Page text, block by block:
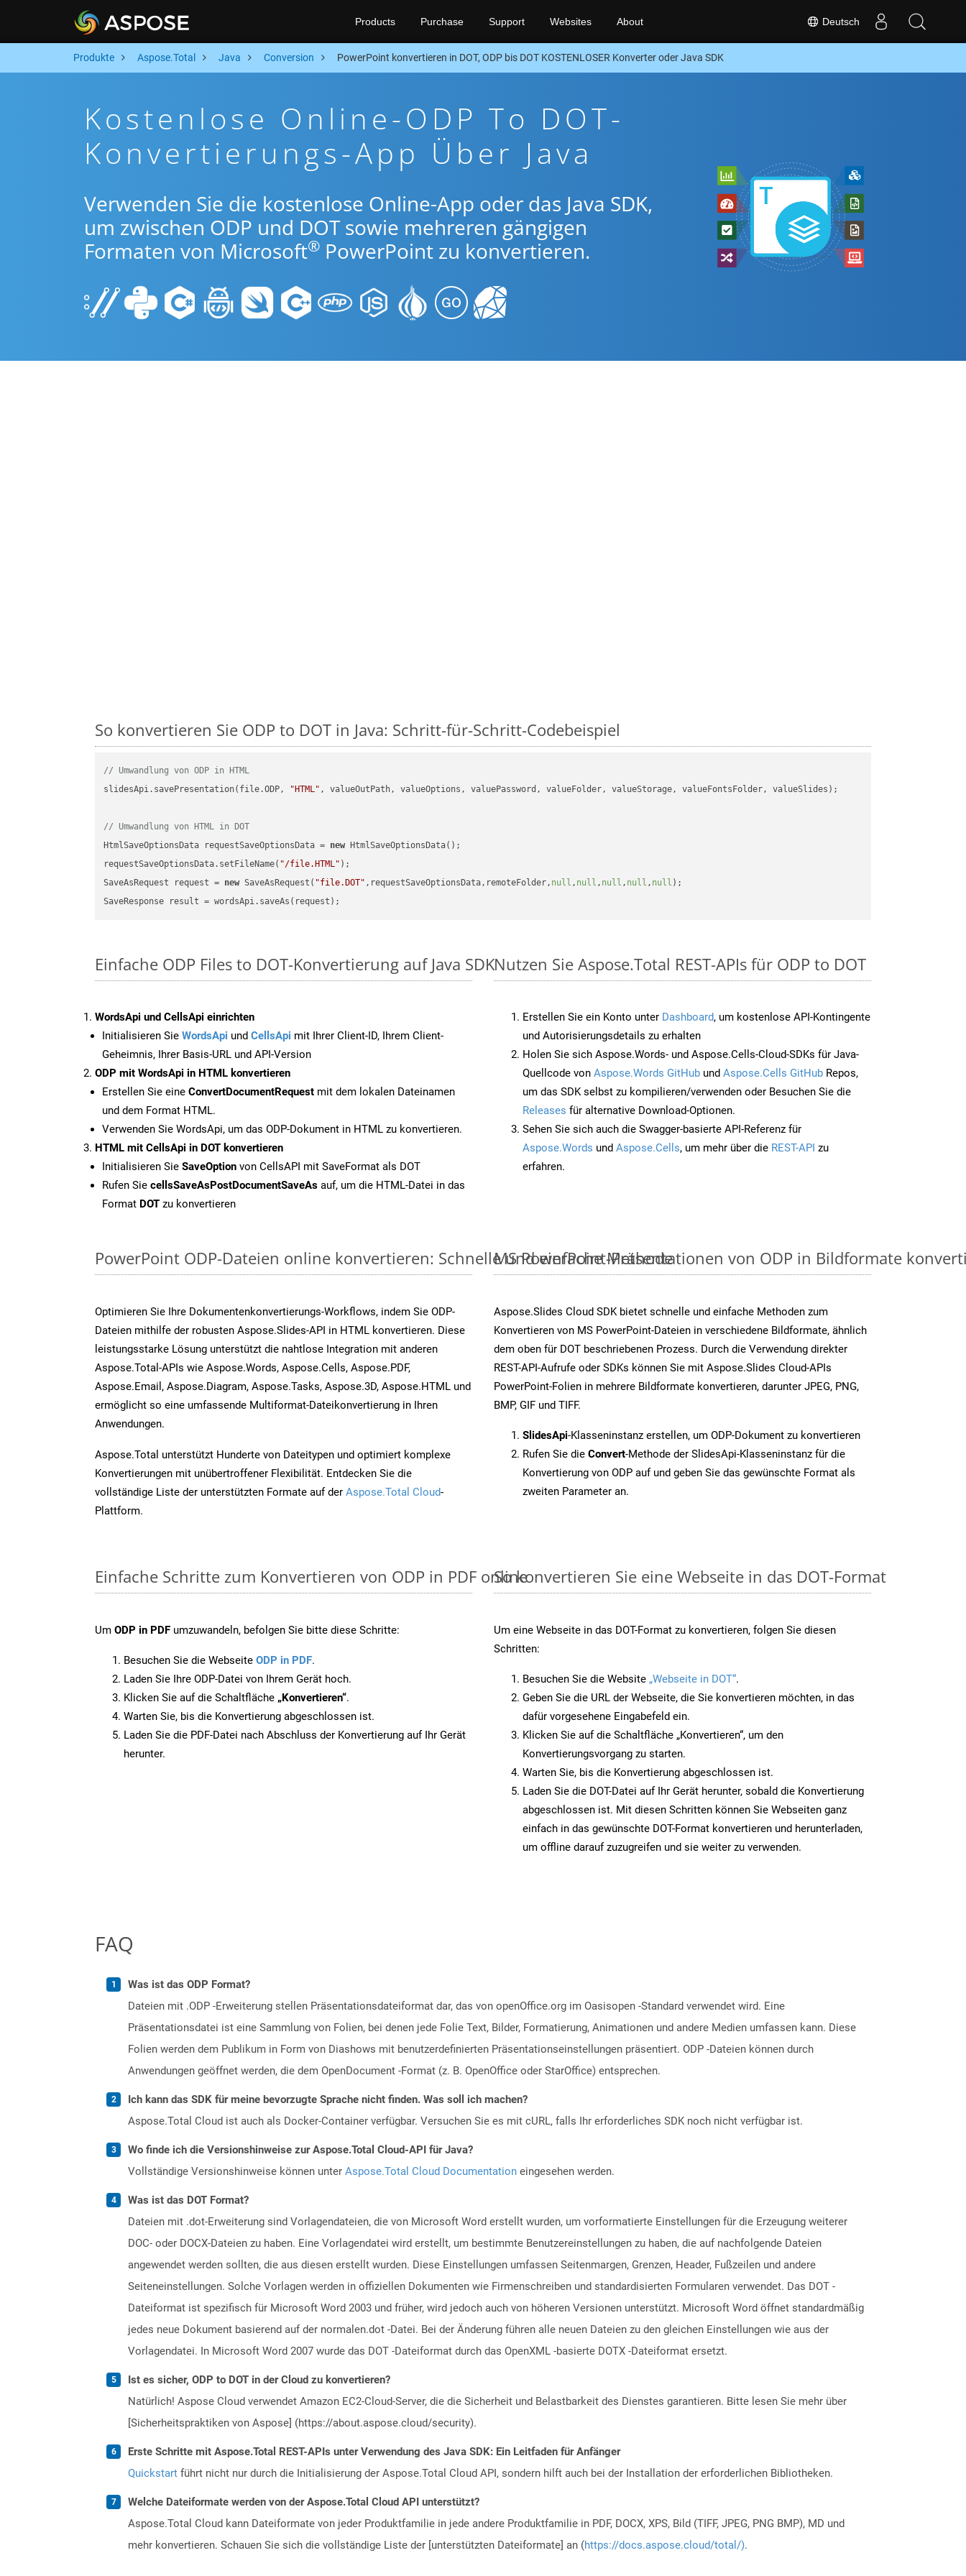
Deutsch
Products Purchase Support Websites About
Produkte Aspose.Total Java Conversion PowerPoint konvertieren in DOT, ODP bis DOT KOSTENLOSER Konverter oder Java SDK
Kostenlose Online-ODP To DOT-
Konvertierungs-App Über Java
Verwenden Sie die kostenlose Online-App oder das Java SDK,
um zwischen ODP und DOT sowie mehreren gängigen
Formaten von Microsoft® PowerPoint zu konvertieren.
So konvertieren Sie ODP to DOT in Java: Schritt-für-Schritt-Codebeispiel
// Umwandlung von ODP in HTML
slidesApi.savePresentation(file.ODP,
"HTML" , valueOutPath, valueOptions, valuePassword, valueFolder, valueStorage, valueFontsFolder, valueSlides);
// Umwandlung von HTML in DOT
HtmlSaveOptionsData requestSaveOptionsData = new HtmlSaveOptionsData();
requestSaveOptionsData.setFileName( "/file.HTML" );
SaveAsRequest request = new SaveAsRequest( "file.DOT" ,requestSaveOptionsData,remoteFolder, null , null , null , null , null );
Einfache ODP Files to DOT-Konvertierung auf Java SDK
WordsApi und CellsApi einrichten
Initialisieren Sie WordsApi und CellsApi mit Ihrer Client-ID, Ihrem Client-
Geheimnis, Ihrer Basis-URL und API-Version
ODP mit WordsApi in HTML konvertieren
Erstellen Sie eine ConvertDocumentRequest mit dem lokalen Dateinamen
und dem Format HTML.
Verwenden Sie WordsApi, um das ODP-Dokument in HTML zu konvertieren.
HTML mit CellsApi in DOT konvertieren
Initialisieren Sie SaveOption von CellsAPI mit SaveFormat als DOT
Rufen Sie cellsSaveAsPostDocumentSaveAs auf, um die HTML-Datei in das
Format DOT zu konvertieren
Nutzen Sie Aspose.Total REST-APIs für ODP to DOT
Erstellen Sie ein Konto unter Dashboard, um kostenlose API-Kontingente
und Autorisierungsdetails zu erhalten
Holen Sie sich Aspose.Words- und Aspose.Cells-Cloud-SDKs für Java-
Quellcode von Aspose.Words GitHub und Aspose.Cells GitHub Repos,
um das SDK selbst zu kompilieren/verwenden oder Besuchen Sie die
Releases für alternative Download-Optionen.
Sehen Sie sich auch die Swagger-basierte API-Referenz für
Aspose.Words und Aspose.Cells, um mehr über die REST-API zu
erfahren.
PowerPoint ODP-Dateien online konvertieren: Schnelle und einfache Methode
Optimieren Sie Ihre Dokumentenkonvertierungs-Workflows, indem Sie ODP-
Dateien mithilfe der robusten Aspose.Slides-API in HTML konvertieren. Diese
leistungsstarke Lösung unterstützt die nahtlose Integration mit anderen
Aspose.Total-APIs wie Aspose.Words, Aspose.Cells, Aspose.PDF,
Aspose.Email, Aspose.Diagram, Aspose.Tasks, Aspose.3D, Aspose.HTML und
ermöglicht so eine umfassende Multiformat-Dateikonvertierung in Ihren
Anwendungen.
Aspose.Total unterstützt Hunderte von Dateitypen und optimiert komplexe
Konvertierungen mit unübertroffener Flexibilität. Entdecken Sie die
vollständige Liste der unterstützten Formate auf der Aspose.Total Cloud-
Plattform.
MS PowerPoint-Präsentationen von ODP in Bildformate
Aspose.Slides Cloud SDK bietet schnelle und einfache Methoden zum
Konvertieren von MS PowerPoint-Dateien in verschiedene Bildformate, ähnlich
dem oben für DOT beschriebenen Prozess. Durch die Verwendung direkter
REST-API-Aufrufe oder SDKs können Sie mit Aspose.Slides Cloud-APIs
PowerPoint-Folien in mehrere Bildformate konvertieren, darunter JPEG, PNG,
BMP, GIF und TIFF.
SlidesApi-Klasseninstanz erstellen, um ODP-Dokument zu konvertieren
Rufen Sie die Convert-Methode der SlidesApi-Klasseninstanz für die
Konvertierung von ODP auf und geben Sie das gewünschte Format als
zweiten Parameter an.
Einfache Schritte zum Konvertieren von ODP in PDF online
Um ODP in PDF umzuwandeln, befolgen Sie bitte diese Schritte:
Besuchen Sie die Webseite ODP in PDF.
Laden Sie Ihre ODP-Datei von Ihrem Gerät hoch.
Klicken Sie auf die Schaltfläche „Konvertieren“.
Warten Sie, bis die Konvertierung abgeschlossen ist.
Laden Sie die PDF-Datei nach Abschluss der Konvertierung auf Ihr Gerät
herunter.
So konvertieren Sie eine Webseite in das DOT-Format
Um eine Webseite in das DOT-Format zu konvertieren, folgen Sie diesen
Schritten:
Besuchen Sie die Website „Webseite in DOT“.
Geben Sie die URL der Webseite, die Sie konvertieren möchten, in das
dafür vorgesehene Eingabefeld ein.
Klicken Sie auf die Schaltfläche „Konvertieren“, um den
Konvertierungsvorgang zu starten.
Warten Sie, bis die Konvertierung abgeschlossen ist.
Laden Sie die DOT-Datei auf Ihr Gerät herunter, sobald die Konvertierung
abgeschlossen ist. Mit diesen Schritten können Sie Webseiten ganz
einfach in das gewünschte DOT-Format konvertieren und herunterladen,
um offline darauf zuzugreifen und sie weiter zu verwenden.
FAQ
Was ist das ODP Format?
Dateien mit .ODP -Erweiterung stellen Präsentationsdateiformat dar, das von openOffice.org im Oasisopen -Standard verwendet wird. Eine
Präsentationsdatei ist eine Sammlung von Folien, bei denen jede Folie Text, Bilder, Formatierung, Animationen und andere Medien umfassen kann. Diese
Folien werden dem Publikum in Form von Diashows mit benutzerdefinierten Präsentationseinstellungen präsentiert. ODP -Dateien können durch
Anwendungen geöffnet werden, die dem OpenDocument -Format (z. B. OpenOffice oder StarOffice) entsprechen.
Ich kann das SDK für meine bevorzugte Sprache nicht finden. Was soll ich machen?
Aspose.Total Cloud ist auch als Docker-Container verfügbar. Versuchen Sie es mit cURL, falls Ihr erforderliches SDK noch nicht verfügbar ist.
Wo finde ich die Versionshinweise zur Aspose.Total Cloud-API für Java?
Vollständige Versionshinweise können unter Aspose.Total Cloud Documentation eingesehen werden.
Was ist das DOT Format?
Dateien mit .dot-Erweiterung sind Vorlagendateien, die von Microsoft Word erstellt wurden, um vorformatierte Einstellungen für die Erzeugung weiterer
DOC- oder DOCX-Dateien zu haben. Eine Vorlagendatei wird erstellt, um bestimmte Benutzereinstellungen zu haben, die auf nachfolgende Dateien
angewendet werden sollten, die aus diesen erstellt wurden. Diese Einstellungen umfassen Seitenmargen, Grenzen, Header, Fußzeilen und andere
Seiteneinstellungen. Solche Vorlagen werden in offiziellen Dokumenten wie Firmenschreiben und standardisierten Formularen verwendet. Das DOT -
Dateiformat ist spezifisch für Microsoft Word 2003 und früher, wird jedoch auch von höheren Versionen unterstützt. Microsoft Word öffnet standardmäßig
jedes neue Dokument basierend auf der normalen.dot -Datei. Bei der Änderung führen alle neuen Dateien zu den gleichen Einstellungen wie aus der
Vorlagendatei. In Microsoft Word 2007 wurde das DOT -Dateiformat durch das OpenXML -basierte DOTX -Dateiformat ersetzt.
Ist es sicher, ODP to DOT in der Cloud zu konvertieren?
Natürlich! Aspose Cloud verwendet Amazon EC2-Cloud-Server, die die Sicherheit und Belastbarkeit des Dienstes garantieren. Bitte lesen Sie mehr über
[Sicherheitspraktiken von Aspose] (https://about.aspose.cloud/security).
Erste Schritte mit Aspose.Total REST-APIs unter Verwendung des Java SDK: Ein Leitfaden für Anfänger
Quickstart führt nicht nur durch die Initialisierung der Aspose.Total Cloud API, sondern hilft auch bei der Installation der erforderlichen Bibliotheken.
Welche Dateiformate werden von der Aspose.Total Cloud API unterstützt?
Aspose.Total Cloud kann Dateiformate von jeder Produktfamilie in jede andere Produktfamilie in PDF, DOCX, XPS, Bild (TIFF, JPEG, PNG BMP), MD und
mehr konvertieren. Schauen Sie sich die vollständige Liste der [unterstützten Dateiformate] an (https://docs.aspose.cloud/total/).